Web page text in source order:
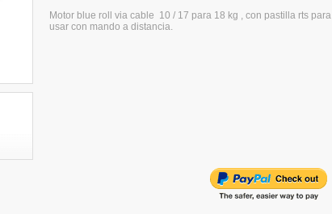
Motor blue roll via cable 10 / 17 para 18 kg , con pastilla rts para
usar con mando a distancia.